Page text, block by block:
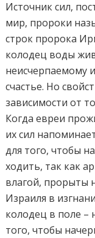
Источник сил,
мир, пророки
строк пророка
колодец воды
неисчерпаемому
счастье. Но
зависимости от
Когда евреи
их сил
для того, чтобы
ходить, так как
влагой, прорыты
Израиля в
колодец в поле –
того, чтобы